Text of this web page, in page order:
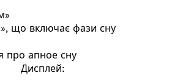
що включає фази сну
про апное сну
Дисплей: